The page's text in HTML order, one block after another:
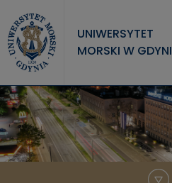
UNIWERSYTET
MORSKI W GDYNI
UNIWERSYTET
STUDIA
NAUKA